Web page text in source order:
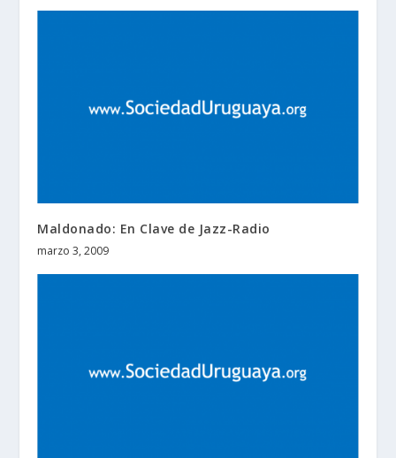
Maldonado: En Clave de Jazz-Radio
marzo 3, 2009